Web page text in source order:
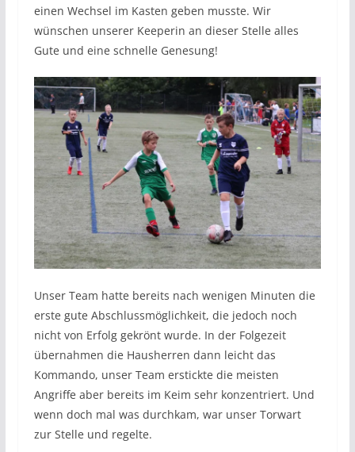
einen Wechsel im Kasten geben musste. Wir
wünschen unserer Keeperin an dieser Stelle alles
Gute und eine schnelle Genesung!
Unser Team hatte bereits nach wenigen Minuten die
erste gute Abschlussmöglichkeit, die jedoch noch
nicht von Erfolg gekrönt wurde. In der Folgezeit
übernahmen die Hausherren dann leicht das
Kommando, unser Team erstickte die meisten
Angriffe aber bereits im Keim sehr konzentriert. Und
wenn doch mal was durchkam, war unser Torwart
zur Stelle und regelte.